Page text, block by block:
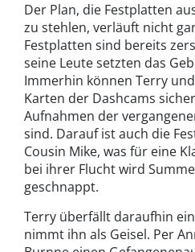
Der Plan, die Festplatten
zu stehlen, verläuft nicht
Festplatten sind bereits
seine Leute setzten das
Immerhin können Terry
Karten der Dashcams
Aufnahmen der
sind. Darauf ist auch die
Cousin Mike, was für eine
bei ihrer Flucht wird
geschnappt.
Terry überfällt daraufhin
nimmt ihn als Geisel. Per